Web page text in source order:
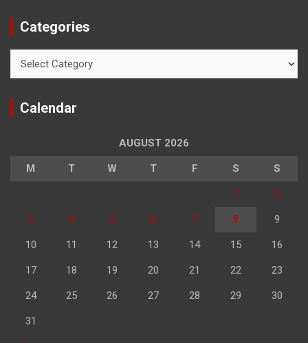
Categories
Calendar
AUGUST 2026
M T W T F S S
1 2
3 4 5 6 7 8 9
10 11 12 13 14 15 16
17 18 19 20 21 22 23
24 25 26 27 28 29 30
31